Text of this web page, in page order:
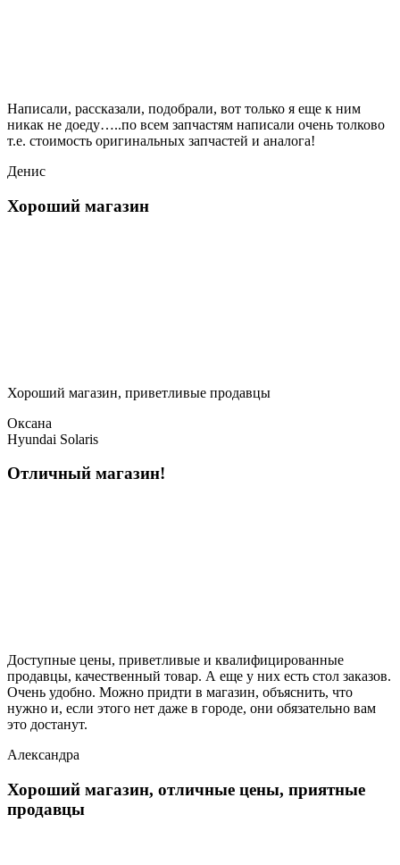
Написали, рассказали, подобрали, вот только я еще к ним
никак не доеду…..по всем запчастям написали очень толково
т.е. стоимость оригинальных запчастей и аналога!
Денис
Хороший магазин
Хороший магазин, приветливые продавцы
Оксана
Hyundai Solaris
Отличный магазин!
Доступные цены, приветливые и квалифицированные
продавцы, качественный товар. А еще у них есть стол заказов.
Очень удобно. Можно придти в магазин, объяснить, что
нужно и, если этого нет даже в городе, они обязательно вам
это достанут.
Александра
Хороший магазин, отличные цены, приятные
продавцы